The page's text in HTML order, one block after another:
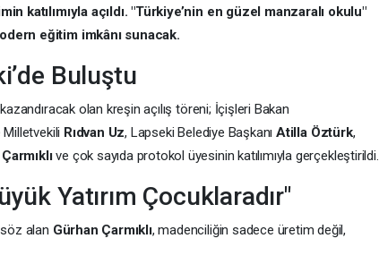
katılımıyla açıldı. "Türkiye’nin en güzel manzaralı okulu"
eğitim imkânı sunacak.
Buluştu
olan kreşin açılış töreni; İçişleri Bakan
Milletvekili Rıdvan Uz, Lapseki Belediye BaşkanıAtilla Öztürk,
ve çok sayıda protokol üyesinin katılımıyla gerçekleştirildi.
Yatırım Çocuklaradır"
söz alan Gürhan Çarmıklı, madenciliğin sadece üretim değil,